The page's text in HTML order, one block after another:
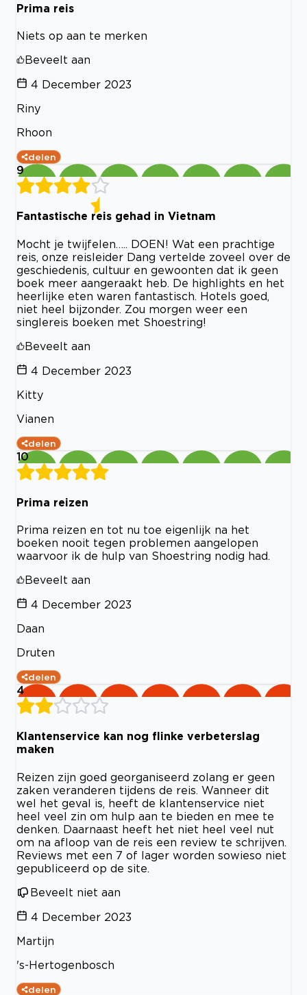
Prima reis
Niets op aan te merken
Beveelt aan
4 December 2023
Riny
Rhoon
delen
9
Fantastische reis gehad in Vietnam
Mocht je twijfelen….. DOEN! Wat een prachtige
reis, onze reisleider Dang vertelde zoveel over de
geschiedenis, cultuur en gewoonten dat ik geen
boek meer aangeraakt heb. De highlights en het
heerlijke eten waren fantastisch. Hotels goed,
niet heel bijzonder. Zou morgen weer een
singlereis boeken met Shoestring!
Beveelt aan
4 December 2023
Kitty
Vianen
delen
10
Prima reizen
Prima reizen en tot nu toe eigenlijk na het
boeken nooit tegen problemen aangelopen
waarvoor ik de hulp van Shoestring nodig had.
Beveelt aan
4 December 2023
Daan
Druten
delen
4
Klantenservice kan nog flinke verbeterslag
maken
Reizen zijn goed georganiseerd zolang er geen
zaken veranderen tijdens de reis. Wanneer dit
wel het geval is, heeft de klantenservice niet
heel veel zin om hulp aan te bieden en mee te
denken. Daarnaast heeft het niet heel veel nut
om na afloop van de reis een review te schrijven.
Reviews met een 7 of lager worden sowieso niet
gepubliceerd op de site.
Beveelt niet aan
4 December 2023
Martijn
's-Hertogenbosch
delen